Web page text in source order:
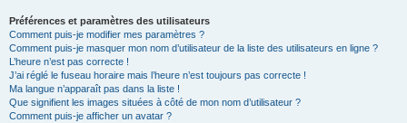
Préférences et paramètres des utilisateurs
Comment puis-je modifier mes paramètres ?
Comment puis-je masquer mon nom d’utilisateur de la liste des utilisateurs en ligne ?
L’heure n’est pas correcte !
J’ai réglé le fuseau horaire mais l’heure n’est toujours pas correcte !
Ma langue n’apparaît pas dans la liste !
Que signifient les images situées à côté de mon nom d’utilisateur ?
Comment puis-je afficher un avatar ?